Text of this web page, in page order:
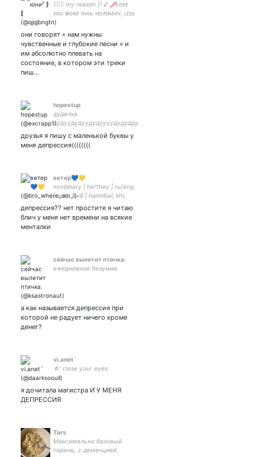
⊰⊹ฺ my reason |┘♪ 🥢ʟᴏᴠᴇ
ʏᴏᴜ ᴍᴏʀᴇ ᴛʜᴀɴ ʏᴇsᴛᴇʀᴅᴀʏ, ʟᴇss
ᴛʜᴀɴ ᴛᴏᴍᴏʀʀᴏᴡ
они говорят « нам нужны
чувственные и глубокие песни » и
им абсолютно плевать на
состояние, в котором эти треки
пиш…
hopestup
дуделка
дудуудудуудудуууудудудду.
друзья я пишу с маленькой буквы у
меня депрессия((((((((
ветер💙💛
nonbinary | he/they | ru/eng
| entp 7w8 | hannibal, khr,
bleach, mdzs, bsd, мгчд,
двк, one piece | ганнигрэмы
мои родители
депрессия?? нет простите я читаю
блич у меня нет времени на всякие
менталки
сейчас вылетит птичка.
ежедневное безумие.
а как называется депрессия при
которой не радует ничего кроме
денег?
vi.anet`
☆: close your eyes.
я дочитала магистра И У МЕНЯ
ДЕПРЕССИЯ
Tars
Максимально базовый
парень, с деменцией,